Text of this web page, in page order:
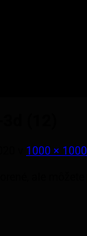
1000 × 1000